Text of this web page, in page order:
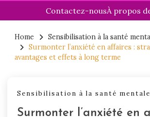
Contactez-nousÀ propos
content
Home
Sensibilisation à la santé
Surmonter l’anxiété en affaires :
avantages et effets à long terme
Sensibilisation à la santé mentale
Surmonter l’anxiété en